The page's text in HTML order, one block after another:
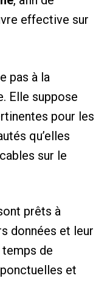
effective sur
pas à la
Elle suppose
pour les
qu’elles
sur le
prêts à
données et leur
de
et